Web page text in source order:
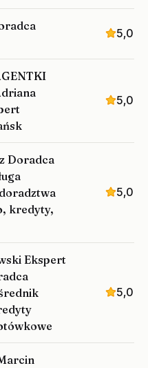
5,0
5,0
Doradca
kredyty,
5,0
Ekspert
5,0